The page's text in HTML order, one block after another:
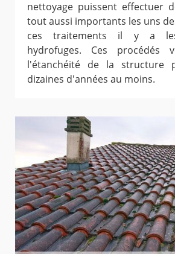
nettoyage puissent effectuer
tout aussi importants les uns
ces traitements il y a
hydrofuges. Ces procédés
l'étanchéité de la structure
dizaines d'années au moins.